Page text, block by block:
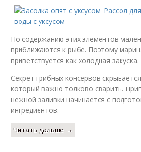
По содержанию этих элементов
приближаются к рыбе. Поэтому
приветствуется как холодная закуска.
Секрет грибных консервов
который важно толково сварить.
нежной заливки начинается с
ингредиентов.
Читать дальше →